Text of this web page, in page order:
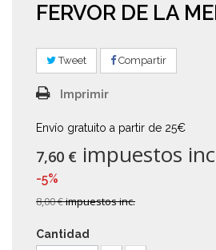
FERVOR DE LA
Tweet Compartir
Imprimir
Envío gratuito a partir de 25€
7,60 € impuestos
-5%
8,00 €impuestos inc.
Cantidad